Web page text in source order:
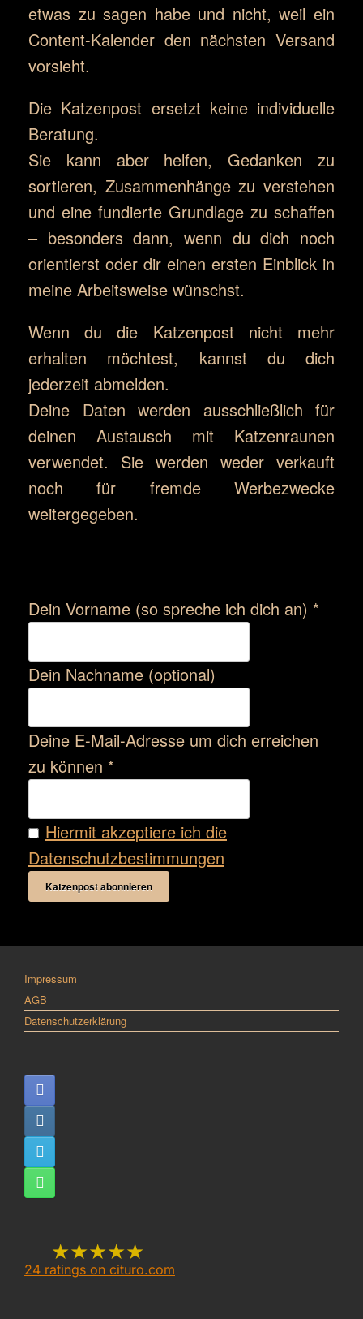
etwas zu sagen habe und nicht, weil ein
Content-Kalender den nächsten Versand
vorsieht.
Die Katzenpost ersetzt keine individuelle
Beratung.
Sie kann aber helfen, Gedanken zu
sortieren, Zusammenhänge zu verstehen
und eine fundierte Grundlage zu schaffen
– besonders dann, wenn du dich noch
orientierst oder dir einen ersten Einblick in
meine Arbeitsweise wünschst.
Wenn du die Katzenpost nicht mehr
erhalten möchtest, kannst du dich
jederzeit abmelden.
Deine Daten werden ausschließlich für
deinen Austausch mit Katzenraunen
verwendet. Sie werden weder verkauft
noch für fremde Werbezwecke
weitergegeben.
Dein Vorname (so spreche ich dich an) *
Dein Nachname (optional)
Deine E-Mail-Adresse um dich erreichen
zu können *
Hiermit akzeptiere ich die
Datenschutzbestimmungen
Impressum
AGB
Datenschutzerklärung
★★★★★
24 ratings on cituro.com